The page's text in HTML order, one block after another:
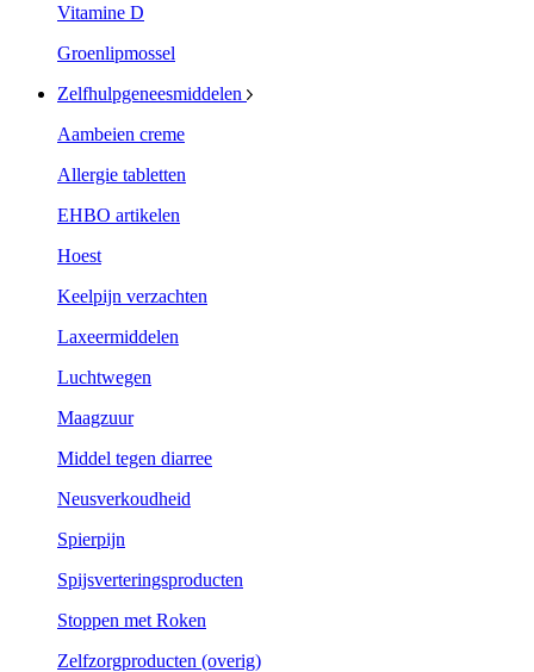
Vitamine D
Groenlipmossel
Zelfhulpgeneesmiddelen
Aambeien creme
Allergie tabletten
EHBO artikelen
Hoest
Keelpijn verzachten
Laxeermiddelen
Luchtwegen
Maagzuur
Middel tegen diarree
Neusverkoudheid
Spierpijn
Spijsverteringsproducten
Stoppen met Roken
Zelfzorgproducten (overig)